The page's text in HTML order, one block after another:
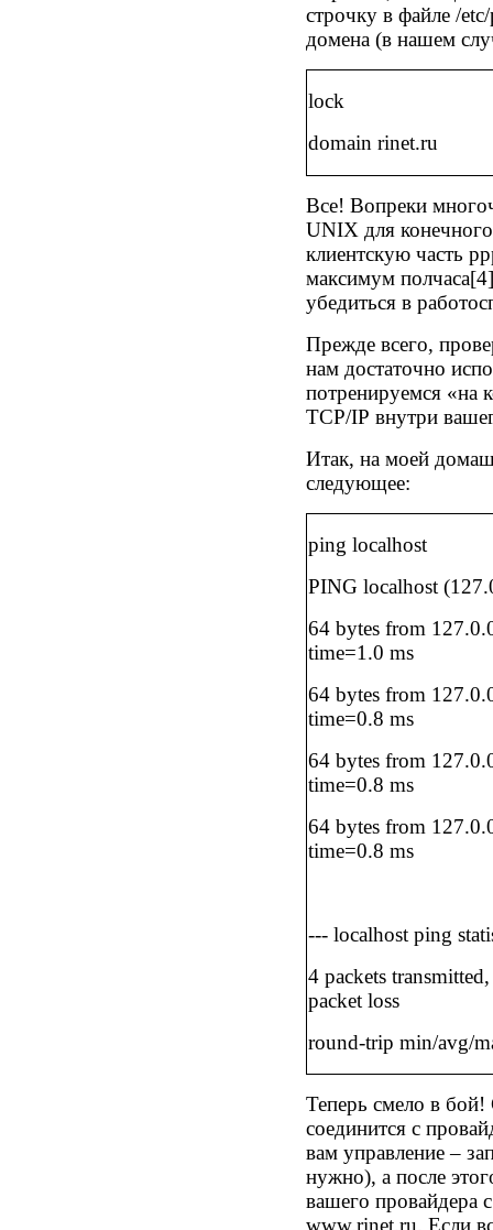
строчку в файле /
домена (в нашем
lock
domain rinet.ru
Все! Вопреки
UNIX для
клиентскую часть
максимум полчаса[4]
убедиться в
Прежде всего,
нам достаточно
потренируемся «на
TCP/IP внутри
Итак, на моей
следующее:
ping localhost
PING localhost
64 bytes from
time=1.0 ms
64 bytes from
time=0.8 ms
64 bytes from
time=0.8 ms
64 bytes from
time=0.8 ms
--- localhost ping
4 packets
packet loss
round-trip min/avg/
Теперь смело в бой!
соединится с
вам управление –
нужно), а после
вашего
www.rinet.ru. Если